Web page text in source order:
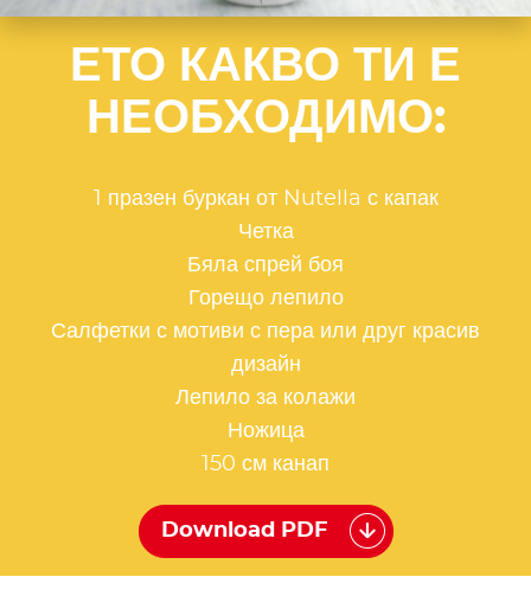
ЕТО КАКВО ТИ Е
НЕОБХОДИМО:
1 празен буркан от Nutella с капак
Четка
Бяла спрей боя
Горещо лепило
Салфетки с мотиви с пера или друг красив
дизайн
Лепило за колажи
Ножица
150 см канап
Download PDF